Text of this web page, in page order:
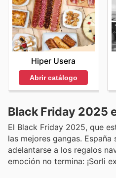
Hiper Usera
Abrir catálogo
Black Friday 2025
El Black Friday 2025, que
las mejores gangas.
adelantarse a los regalos
emoción no termina: ¡Sorli